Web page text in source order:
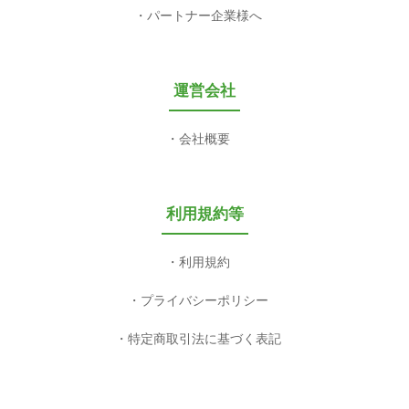
パートナー企業様へ
運営会社
会社概要
利用規約等
利用規約
プライバシーポリシー
特定商取引法に基づく表記